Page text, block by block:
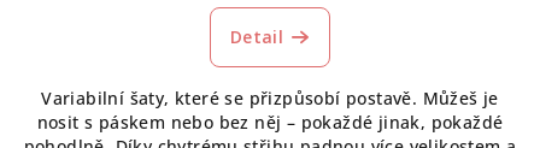
Detail
Variabilní šaty, které se přizpůsobí postavě. Můžeš je
nosit s páskem nebo bez něj – pokaždé jinak, pokaždé